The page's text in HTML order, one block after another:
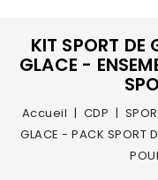
KIT SPORT DE
GLACE -
Accueil CDP
GLACE - PACK SPORT